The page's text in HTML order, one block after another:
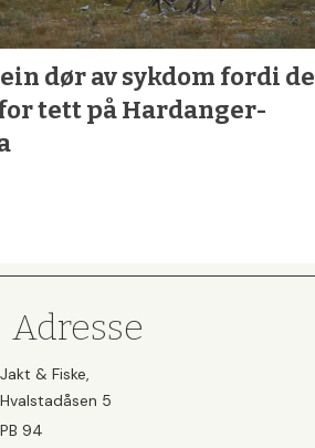
dør av sykdom fordi de
tett på Hardanger­
Adresse
Jakt & Fiske,
Hvalstadåsen 5
PB 94